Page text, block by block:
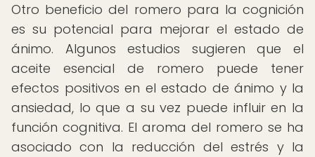
Otro beneficio del romero para la cognición
es su potencial para mejorar el estado de
ánimo. Algunos estudios sugieren que el
aceite esencial de romero puede tener
efectos positivos en el estado de ánimo y la
ansiedad, lo que a su vez puede influir en la
función cognitiva. El aroma del romero se ha
asociado con la reducción del estrés y la